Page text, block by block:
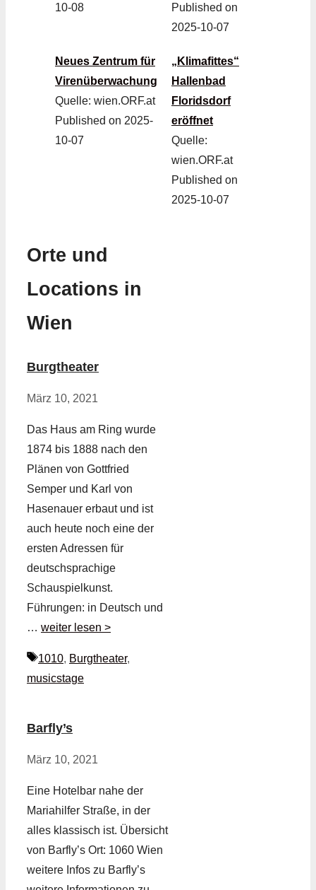
10-08
Published on
2025-10-07
Neues Zentrum für
Virenüberwachung
Quelle: wien.ORF.at
Published on 2025-
10-07
„Klimafittes“
Hallenbad
Floridsdorf
eröffnet
Quelle:
wien.ORF.at
Published on
2025-10-07
Orte und
Locations in
Wien
Burgtheater
März 10, 2021
Das Haus am Ring wurde
1874 bis 1888 nach den
Plänen von Gottfried
Semper und Karl von
Hasenauer erbaut und ist
auch heute noch eine der
ersten Adressen für
deutschsprachige
Schauspielkunst.
Führungen: in Deutsch und
… weiter lesen >
Schlagwörter
1010, Burgtheater,
musicstage
Barfly’s
März 10, 2021
Eine Hotelbar nahe der
Mariahilfer Straße, in der
alles klassisch ist. Übersicht
von Barfly’s Ort: 1060 Wien
weitere Infos zu Barfly’s